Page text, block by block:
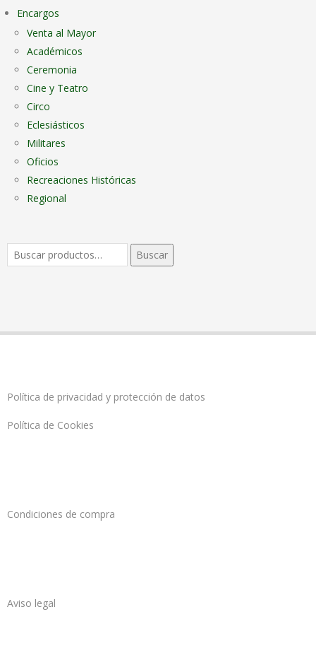
Encargos
Venta al Mayor
Académicos
Ceremonia
Cine y Teatro
Circo
Eclesiásticos
Militares
Oficios
Recreaciones Históricas
Regional
Buscar
por:
Buscar
Política de privacidad y protección de datos
Política de Cookies
Condiciones de compra
Aviso legal